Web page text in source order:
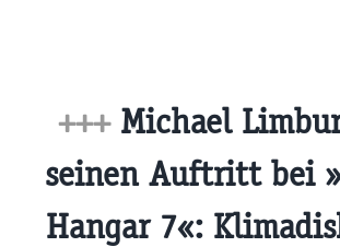
+++ Michael
seinen Auftritt bei
Hangar 7«: